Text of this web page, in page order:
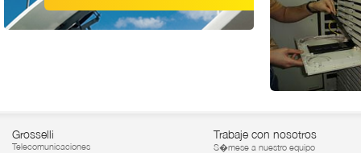
Grosselli
Telecomunicaciones
Trabaje con nosotros
S�mese a nuestro equipo